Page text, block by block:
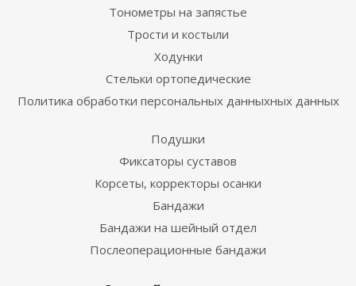
Тонометры на запястье
Трости и костыли
Ходунки
Стельки ортопедические
Политика обработки персональных данныхных данных
Подушки
Фиксаторы суставов
Корсеты, корректоры осанки
Бандажи
Бандажи на шейный отдел
Послеоперационные бандажи